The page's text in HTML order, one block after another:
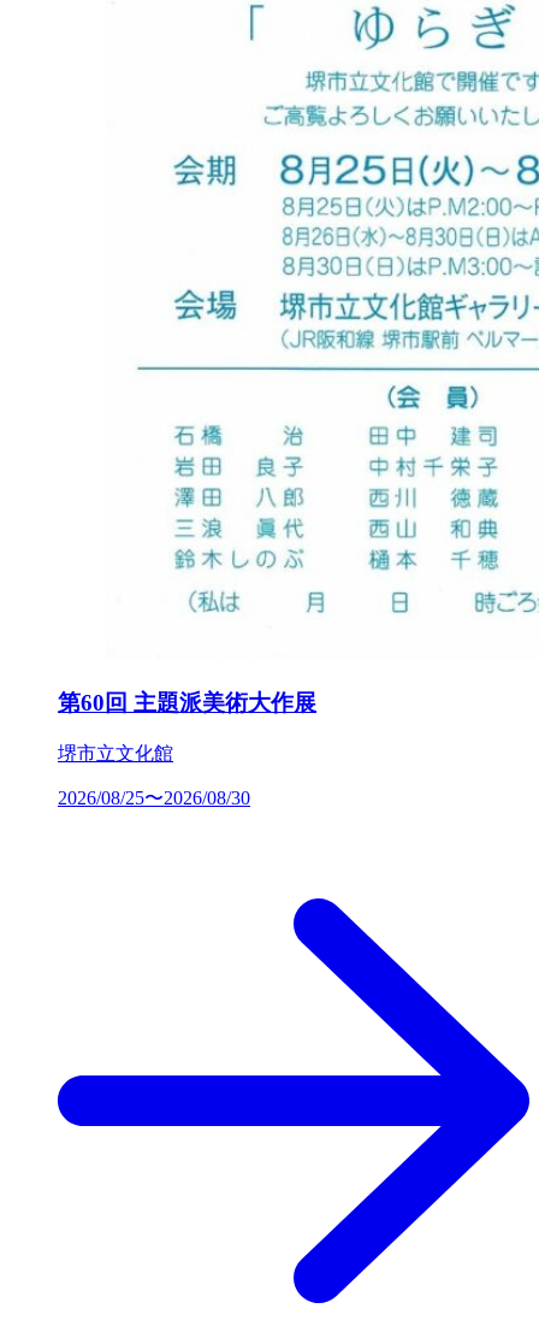
第60回 主題派美術大作展
堺市立文化館
2026/08/25〜2026/08/30